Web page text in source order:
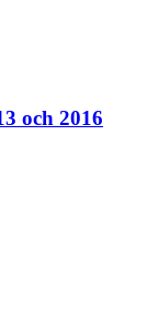
och 2016